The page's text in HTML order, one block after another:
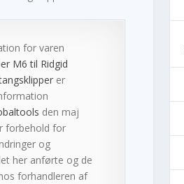
for varen
M6 til Ridgid
er
den maj
forbehold for
og
her anførte og de
forhandleren af